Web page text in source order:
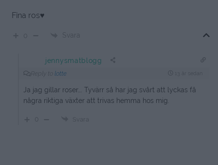
Fina ros♥
Svara
jennysmatblogg
lotte
Ja jag gillar roser…. Tyvärr så har jag svårt att lyckas få
några riktiga växter att trivas hemma hos mig.
Svara